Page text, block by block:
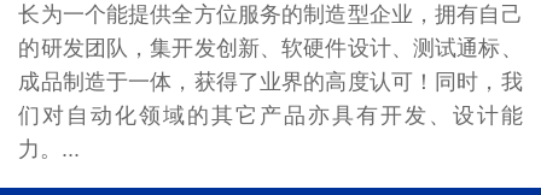
长为一个能提供全方位服务的制造型企业，拥有自己
的研发团队，集开发创新、软硬件设计、测试通标、
成品制造于一体，获得了业界的高度认可！同时，我
们对自动化领域的其它产品亦具有开发、设计能
力。...